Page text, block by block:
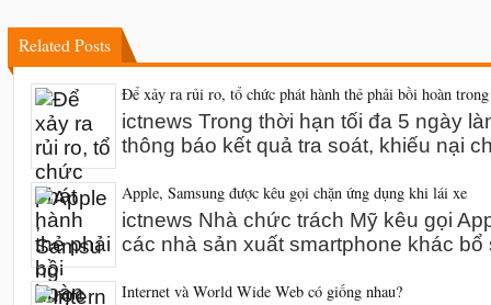
Related Posts
Để xảy ra rủi ro, tổ chức phát hành thẻ phải bồi hoàn
ictnews Trong thời hạn tối đa 5 ngày
thông báo kết quả tra soát, khiếu nại
Apple, Samsung được kêu gọi chặn ứng dụng khi lái xe
ictnews Nhà chức trách Mỹ kêu gọi
các nhà sản xuất smartphone khác bổ
Internet và World Wide Web có giống nhau?